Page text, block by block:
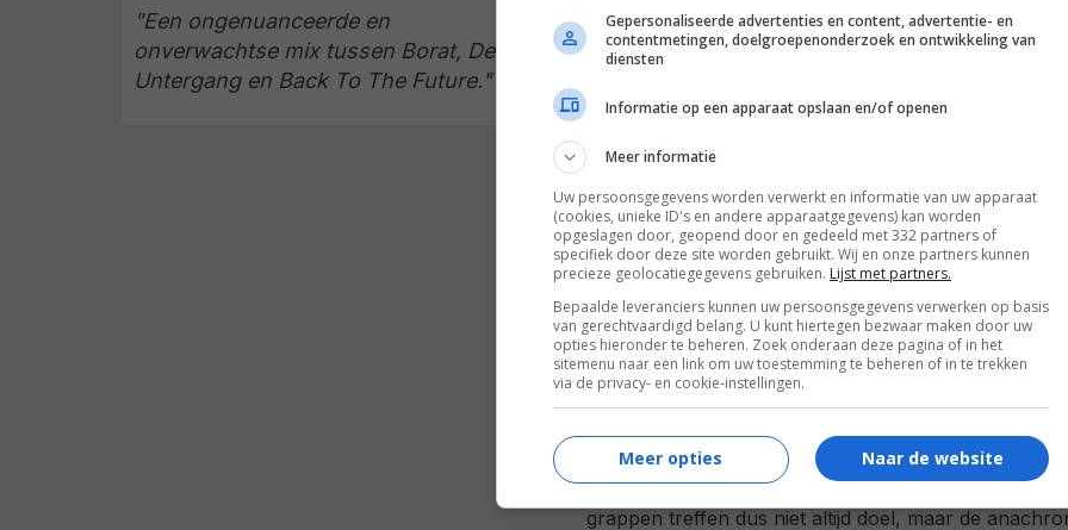
"Een ongenuanceerde en
onverwachtse mix tussen Borat, Der
Untergang en Back To The Future."
Christoph Maria Herbst (Christoph Sensenbrink),
(Vera Krömeier) |
Hij is er weer; Hitler ontwaakt zon zeventig jaar na
en loopt al botsend tegen de Segways en
menigte die zijn lollige reacties meteen bestempelt
vernuftige debuutroman van Timur Vermes: wat
plots in de moderne samenleving terechtkomt? Als
geloven dan is het een recept voor hilariteit, doch
Wieder Da was in geschreven vorm in elk geval
voor de ludieke prijs van 19,33) gingen in Duitsland
toonbank. De onvermijdelijke verfilming waait nu
Niet alle Duitse woordgrappen in deze vreemde
bleef het publiek enigszins stil bij een woordgrap
grappen treffen dus niet altijd doel, maar de
Gepersonaliseerde advertenties en content, advertentie- en
contentmetingen, doelgroepenonderzoek en ontwikkeling van
diensten
Informatie op een apparaat opslaan en/of openen
Meer informatie
Uw persoonsgegevens worden verwerkt en informatie van uw apparaat
(cookies, unieke ID's en andere apparaatgegevens) kan worden
opgeslagen door, geopend door en gedeeld met 332 partners of
specifiek door deze site worden gebruikt. Wij en onze partners kunnen
precieze geolocatiegegevens gebruiken. Lijst met partners.
Bepaalde leveranciers kunnen uw persoonsgegevens verwerken op basis
van gerechtvaardigd belang. U kunt hiertegen bezwaar maken door uw
opties hieronder te beheren. Zoek onderaan deze pagina of in het
sitemenu naar een link om uw toestemming te beheren of in te trekken
via de privacy- en cookie-instellingen.
Naar de website
Meer opties